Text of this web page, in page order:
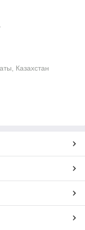
Казахстан